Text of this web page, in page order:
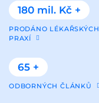
180 mil. Kč +
PRODÁNO LÉKAŘSKÝCH
PRAXÍ
65 +
ODBORNÝCH ČLÁNKŮ